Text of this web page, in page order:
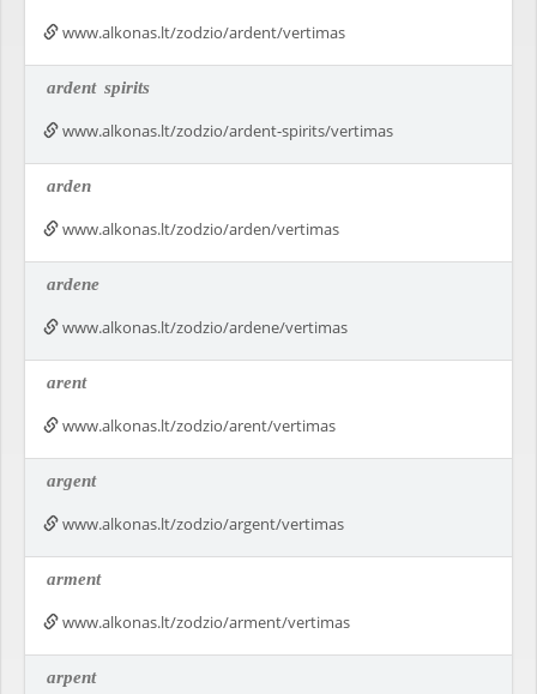
www.alkonas.lt/zodzio/ardent/vertimas
ardent spirits
www.alkonas.lt/zodzio/ardent-spirits/vertimas
arden
www.alkonas.lt/zodzio/arden/vertimas
ardene
www.alkonas.lt/zodzio/ardene/vertimas
arent
www.alkonas.lt/zodzio/arent/vertimas
argent
www.alkonas.lt/zodzio/argent/vertimas
arment
www.alkonas.lt/zodzio/arment/vertimas
arpent